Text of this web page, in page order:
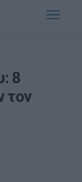
8
τον